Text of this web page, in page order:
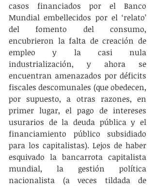
casos financiados por el Banco
Mundial embellecidos por el ‘relato’
del fomento del consumo,
encubrieron la falta de creación de
empleo y la casi nula
industrialización, y ahora se
encuentran amenazados por déficits
fiscales descomunales (que obedecen,
por supuesto, a otras razones, en
primer lugar, el pago de intereses
usurarios de la deuda pública y el
financiamiento público subsidiado
para los capitalistas). Lejos de haber
esquivado la bancarrota capitalista
mundial, la gestión política
nacionalista (a veces tildada de